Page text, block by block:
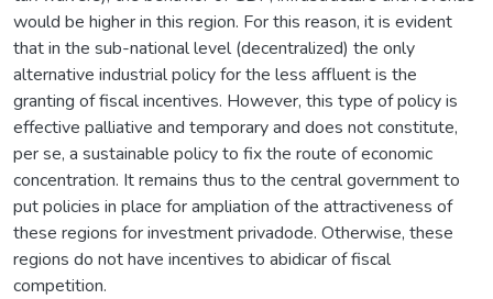
would be higher in this region. For this reason, it is evident
that in the sub-national level (decentralized) the only
alternative industrial policy for the less affluent is the
granting of fiscal incentives. However, this type of policy is
effective palliative and temporary and does not constitute,
per se, a sustainable policy to fix the route of economic
concentration. It remains thus to the central government to
put policies in place for ampliation of the attractiveness of
these regions for investment privadode. Otherwise, these
regions do not have incentives to abidicar of fiscal
competition.